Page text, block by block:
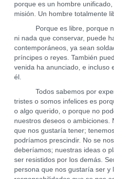
porque es un hombre
misión. Un hombre totalmente
Porque es libre, porque no
ni nada que conservar, puede
contemporáneos, ya sean
príncipes o reyes. También
venida ha anunciado, e incluso
él.
Todos sabemos por
tristes o somos infelices es
o algo querido, o porque no
nuestros deseos o ambiciones.
que nos gustaría tener;
podríamos prescindir. No se
deberíamos; nuestras ideas o
ser resistidos por los demás.
persona que nos gustaría ser y